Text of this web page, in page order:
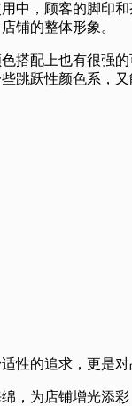
中，顾客的脚印
铺的整体形象。
搭配上也有很强
跳跃性颜色系，
性的追求，更是
，为店铺增光添彩